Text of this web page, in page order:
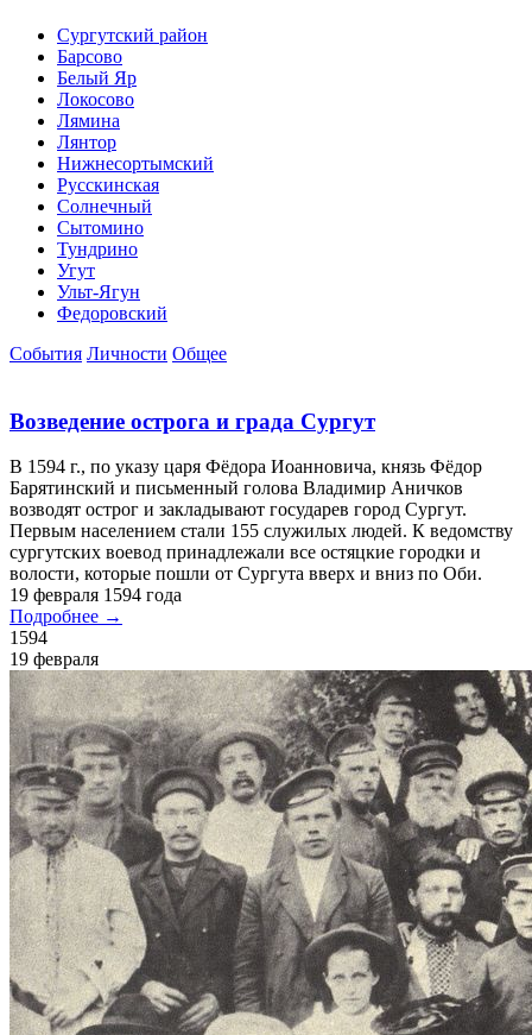
Сургутский район
Барсово
Белый Яр
Локосово
Лямина
Лянтор
Нижнесортымский
Русскинская
Солнечный
Сытомино
Тундрино
Угут
Ульт-Ягун
Федоровский
События Личности Общее
Возведение острога и града Сургут
В 1594 г., по указу царя Фёдора Иоанновича, князь Фёдор
Барятинский и письменный голова Владимир Аничков
возводят острог и закладывают государев город Сургут.
Первым населением стали 155 служилых людей. К ведомству
сургутских воевод принадлежали все остяцкие городки и
волости, которые пошли от Сургута вверх и вниз по Оби.
19 февраля 1594 года
Подробнее →
1594
19 февраля